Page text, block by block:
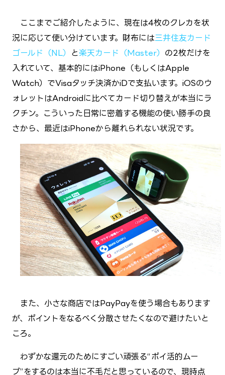
ここまでご紹介したように、現在は4枚のクレカを状
況に応じて使い分けています。財布には三井住友カード
ゴールド（NL）
と楽天カード（Master） の2枚だけを
入れていて、基本的にはiPhone（もしくはApple
Watch）でVisaタッチ決済かiDで支払います。iOSのウ
ォレットはAndroidに比べてカード切り替えが本当にラ
クチン。こういった日常に密着する機能の使い勝手の良
さから、最近はiPhoneから離れられない状況です。
また、小さな商店ではPayPayを使う場合もあります
が、ポイントをなるべく分散させたくなので避けたいと
ころ。
わずかな還元のためにすごい頑張る“ポイ活的ムー
ブ”をするのは本当に不毛だと思っているので、現時点